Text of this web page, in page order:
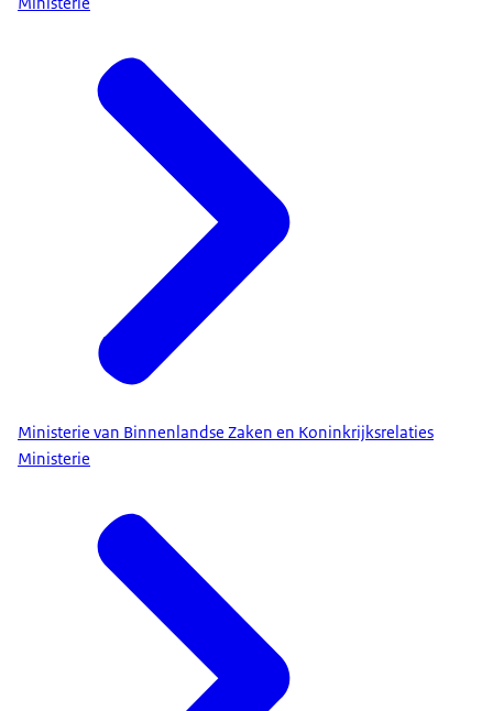
Ministerie van Binnenlandse Zaken en Koninkrijksrelaties
Ministerie